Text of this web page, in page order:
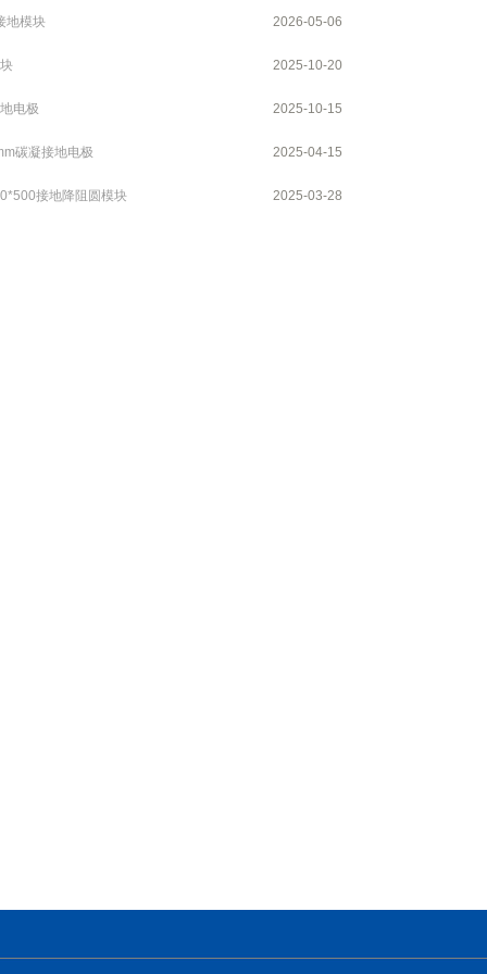
2026-05-06
地模块
2025-10-20
2025-10-15
电极
2025-04-15
碳凝接地电极
2025-03-28
接地降阻圆模块